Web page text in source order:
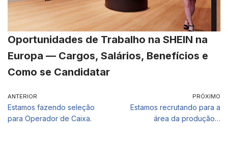
Oportunidades de Trabalho na SHEIN na
Europa — Cargos, Salários, Benefícios e
Como se Candidatar
ANTERIOR
Estamos fazendo seleção
para Operador de Caixa.
PRÓXIMO
Estamos recrutando para a
área da produção…